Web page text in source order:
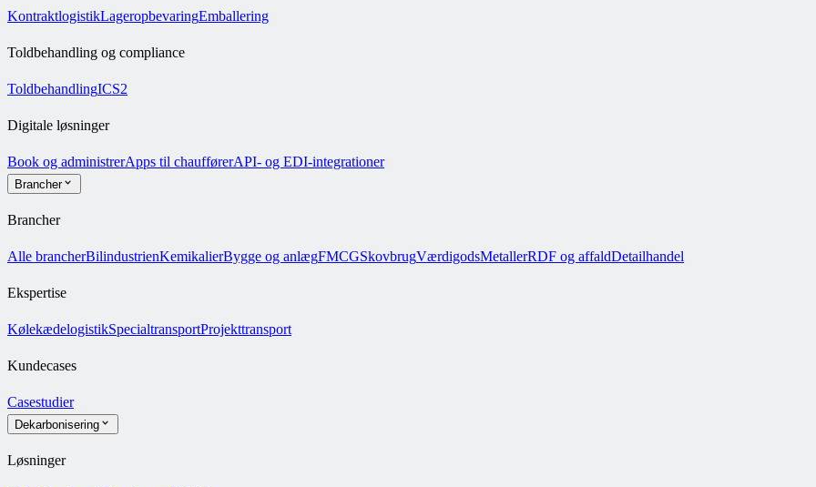
KontraktlogistikLageropbevaringEmballering
Toldbehandling og compliance
ToldbehandlingICS2
Digitale løsninger
Book og administrerApps til chaufførerAPI- og EDI-integrationer
Brancher
Brancher
Alle brancherBilindustrienKemikalierBygge og anlægFMCGSkovbrugVærdigodsMetallerRDF og affaldDetailhandel
Ekspertise
KølekædelogistikSpecialtransportProjekttransport
Kundecases
Casestudier
Dekarbonisering
Løsninger